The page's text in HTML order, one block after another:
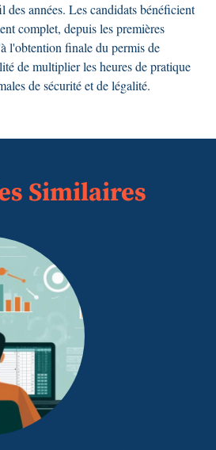
des années. Les candidats bénéficient
complet, depuis les premières
l'obtention finale du permis de
de multiplier les heures de pratique
de sécurité et de légalité.
Similaires